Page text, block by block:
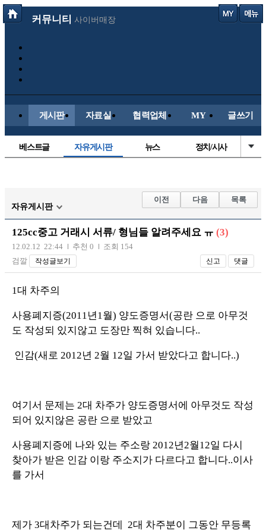
커뮤니티 사이버매장
게시판 자료실 협력업체 MY 글쓰기
베스트글 자유게시판 뉴스 정치/시사
해외축구
국내축구
자유게시판
이전 다음 목록
125cc중고 거래시 서류/ 형님들 알려주세요 ㅠ (3)
12.02.12 22:44 추천 0
조회 154
검깔
작성글보기 신고 댓글
1대 차주의
사용폐지증(2011년1월) 양도증명서(공란 으로 아무것
도 작성되 있지않고 도장만 찍혀 있습니다..
인감(새로 2012년 2월 12일 가서 받았다고 합니다..)
여기서 문제는 2대 차주가 양도증명서에 아무것도 작성
되어 있지않은 공란 으로 받았고
사용폐지증에 나와 있는 주소랑 2012년2월12일 다시
찾아가 받은 인감 이랑 주소지가 다르다고 합니다..이사
를 가서
제가 3대차주가 되는건데 2대 차주분이 그동안 무등록